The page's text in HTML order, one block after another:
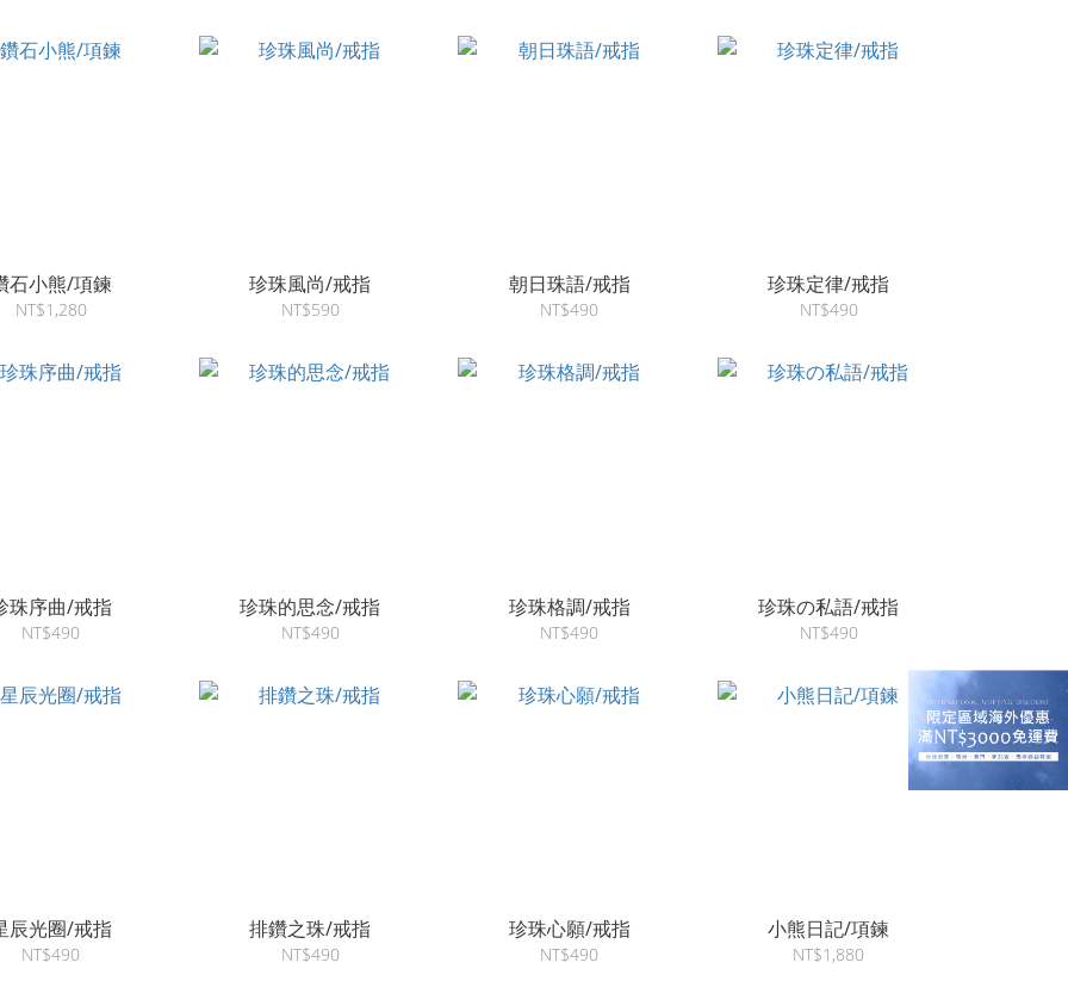
石小熊/項鍊
NT$1,280
珍珠風尚/戒指
NT$590
朝日珠語/戒指
NT$490
珍珠定律/戒指
NT$490
珠序曲/戒指
NT$490
珍珠的思念/戒指
NT$490
珍珠格調/戒指
NT$490
珍珠の私語/戒指
NT$490
辰光圈/戒指
NT$490
排鑽之珠/戒指
NT$490
珍珠心願/戒指
NT$490
小熊日記/項鍊
NT$1,880